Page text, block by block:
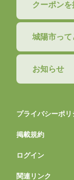
クーポンを
城陽市って
お知らせ
プライバシーポリ
掲載規約
ログイン
関連リンク